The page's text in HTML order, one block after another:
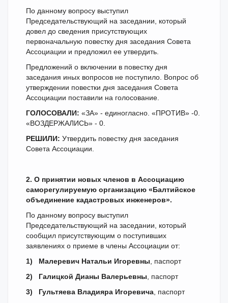
По данному вопросу выступил
Председательствующий на заседании, который
довел до сведения присутствующих
первоначальную повестку дня заседания Совета
Ассоциации и предложил ее утвердить.
Предложений о включении в повестку дня
заседания иных вопросов не поступило. Вопрос об
утверждении повестки дня заседания Совета
Ассоциации поставили на голосование.
ГОЛОСОВАЛИ: «ЗА» - единогласно. «ПРОТИВ» -0.
«ВОЗДЕРЖАЛИСЬ» - 0.
РЕШИЛИ: Утвердить повестку дня заседания
Совета Ассоциации.
2. О принятии новых членов в Ассоциацию
саморегулируемую организацию «Балтийское
объединение кадастровых инженеров».
По данному вопросу выступил
Председательствующий на заседании, который
сообщил присутствующим о поступивших
заявлениях о приеме в члены Ассоциации от:
1) Малеревич Натальи Игоревны , паспорт
2) Галицкой Дианы Валерьевны , паспорт
3) Гультяева Владияра Игоревича , паспорт